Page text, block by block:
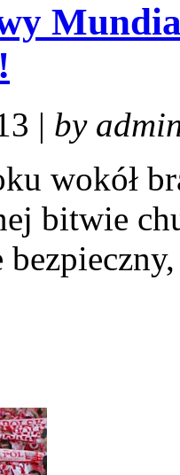
| by
wokół
bitwie